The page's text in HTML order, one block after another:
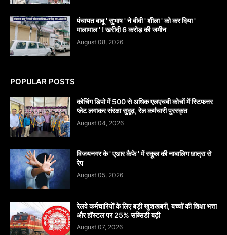
पंचायत बाबू ' सुभाष ' ने बीवी ' शीला ' को कर दिया '
मालामाल ' ! खरीदी 6 करोड़ की जमीन
August 08, 2026
POPULAR POSTS
कोचिंग डिपो में 500 से अधिक एलएचबी कोचों में स्टिफऩर
प्लेट लगाकर संरक्षा सुदृढ़, रेल कर्मचारी पुरस्कृत
August 04, 2026
विजयनगर के ' एआर कैफे ' में स्कूल की नाबालिग छात्रा से
रेप
August 05, 2026
रेलवे कर्मचारियों के लिए बड़ी खुशखबरी, बच्चों की शिक्षा भत्ता
और हॉस्टल पर 25% सब्सिडी बढ़ी
August 07, 2026